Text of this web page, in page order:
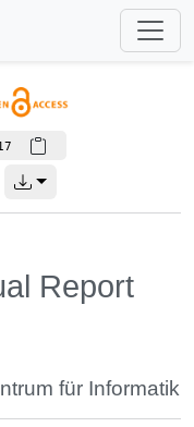
Report
für Informatik